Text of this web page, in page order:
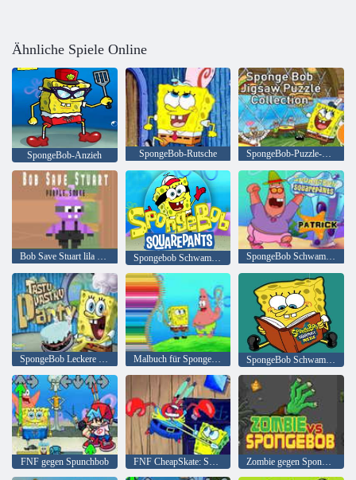
Ähnliche Spiele Online
SpongeBob-Anzieh SpongeBob-Rutsche SpongeBob-Puzzle-Sammlung
Bob Save Stuart lila Rauch Spongebob Schwammkopf SpongeBob Schwammkopf Patrick
SpongeBob Leckere Gebäckparty Malbuch für Spongebob SpongeBob Schwammkopf-Puzzle
FNF gegen Spunchbob FNF CheapSkate: SpongeBob gegen Mr. Krabs Zombie gegen SpongeBoob